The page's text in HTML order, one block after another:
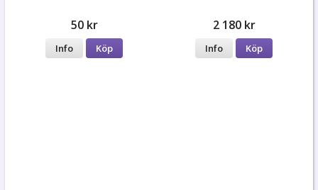
50 kr
Info Köp
2 180 kr
Info Köp